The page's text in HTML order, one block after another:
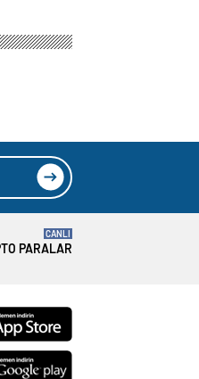
PARALAR
CANLI